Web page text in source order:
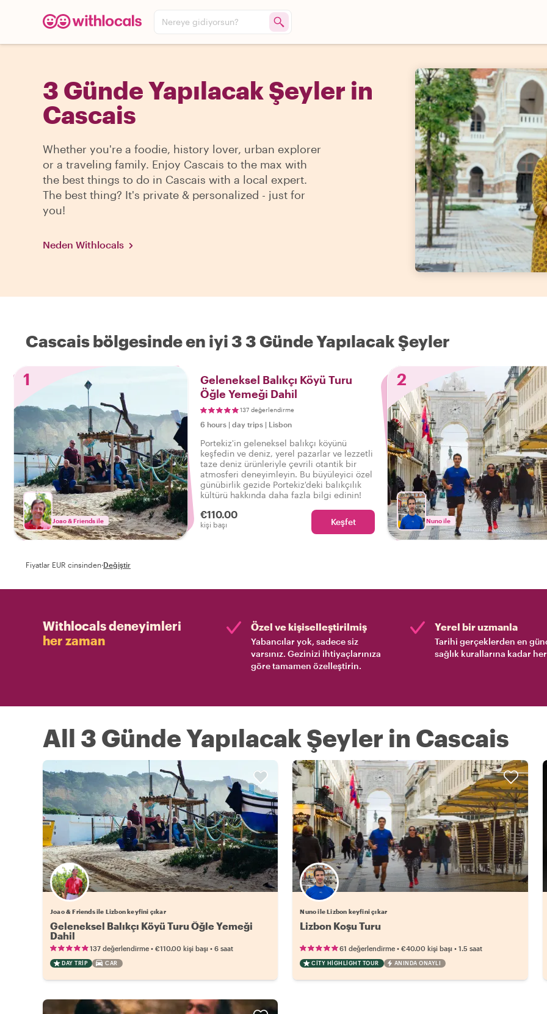
Nereye gidiyorsun?
3 Günde Yapılacak Şeyler in
Cascais
Whether you're a foodie, history lover, urban explorer
or a traveling family. Enjoy Cascais to the max with
the best things to do in Cascais with a local expert.
The best thing? It's private & personalized - just for
you!
Neden Withlocals
Cascais bölgesinde en iyi 3 3 Günde Yapılacak Şeyler
1
Joao & Friends ile
Geleneksel Balıkçı Köyü Turu
Öğle Yemeği Dahil
137 değerlendirme
6 hours | day trips | Lisbon
Portekiz'in geleneksel balıkçı köyünü
keşfedin ve deniz, yerel pazarlar ve lezzetli
taze deniz ürünleriyle çevrili otantik bir
atmosferi deneyimleyin. Bu büyüleyici özel
günübirlik gezide Portekiz'deki balıkçılık
kültürü hakkında daha fazla bilgi edinin!
€110.00
kişi başı Keşfet
2
Nuno ile
Fiyatlar EUR cinsinden·Değiştir
Withlocals deneyimleri
her zaman
Özel ve kişiselleştirilmiş
Yabancılar yok, sadece siz
varsınız. Gezinizi ihtiyaçlarınıza
göre tamamen özelleştirin.
Yerel bir uzmanla
Tarihi gerçeklerden en
sağlık kurallarına kadar
All 3 Günde Yapılacak Şeyler in Cascais
Joao & Friends ile Lizbon keyfini çıkar
Geleneksel Balıkçı Köyü Turu Öğle Yemeği
Dahil
137 değerlendirme • €110.00 kişi başı • 6 saat
DAY TRIP CAR
Nuno ile Lizbon keyfini çıkar
Lizbon Koşu Turu
61 değerlendirme •€40.00 kişi başı •1.5 saat
CITY HIGHLIGHT TOUR ANINDA ONAYLI